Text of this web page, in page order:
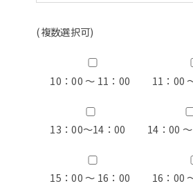
(複数選択可)
10：00 ～ 11：00 11：00
13：00〜14：00 14：00
15：00 ～ 16：00 16：00